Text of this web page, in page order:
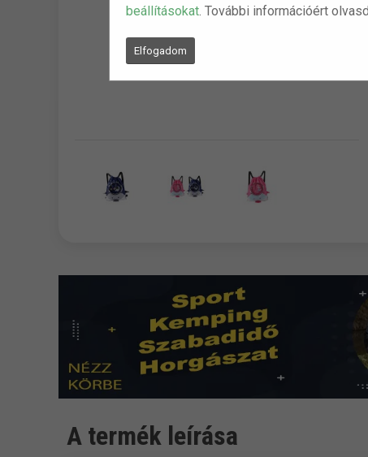
beállításokat . További információért
Elfogadom
A termék leírása